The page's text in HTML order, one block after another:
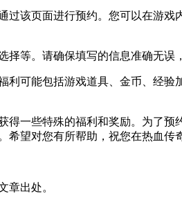
页面进行预约。您可以在游戏
。请确保填写的信息准确无误
能包括游戏道具、金币、经验
些特殊的福利和奖励。为了预
望对您有所帮助，祝您在热血传
章出处。